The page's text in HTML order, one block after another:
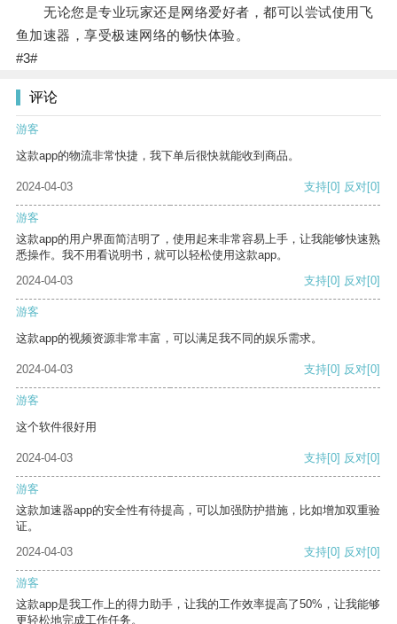
无论您是专业玩家还是网络爱好者，都可以尝试使用飞
鱼加速器，享受极速网络的畅快体验。
#3#
评论
游客
这款app的物流非常快捷，我下单后很快就能收到商品。
2024-04-03 支持[0] 反对[0]
游客
这款app的用户界面简洁明了，使用起来非常容易上手，让我能够快速熟
悉操作。我不用看说明书，就可以轻松使用这款app。
2024-04-03
支持[0] 反对[0]
游客
这款app的视频资源非常丰富，可以满足我不同的娱乐需求。
2024-04-03 支持[0] 反对[0]
游客
这个软件很好用
2024-04-03 支持[0] 反对[0]
游客
这款加速器app的安全性有待提高，可以加强防护措施，比如增加双重验
证。
2024-04-03
支持[0] 反对[0]
游客
这款app是我工作上的得力助手，让我的工作效率提高了50%，让我能够
更轻松地完成工作任务。